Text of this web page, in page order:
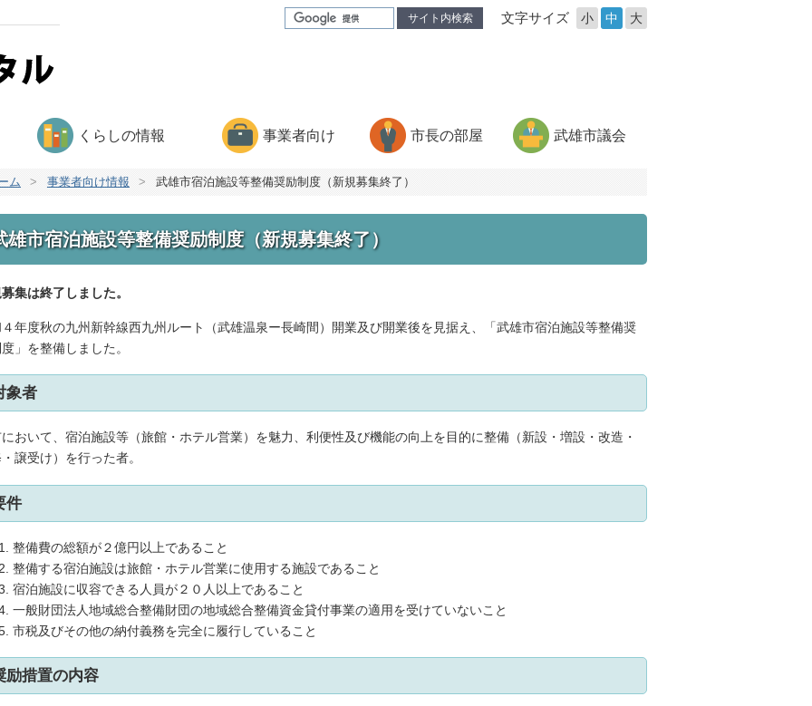
サイト内検索 文字サイズ 小 中 大
くらしの情報 事業者向け 市長の部屋 武雄市議会
ム > 事業者向け情報 > 武雄市宿泊施設等整備奨励制度（新規募集終了）
雄市宿泊施設等整備奨励制度（新規募集終了）
集は終了しました。
年度秋の九州新幹線西九州ルート（武雄温泉ー長崎間）開業及び開業後を見据え、「武雄市宿泊施設等整備奨
」を整備しました。
象者
おいて、宿泊施設等（旅館・ホテル営業）を魅力、利便性及び機能の向上を目的に整備（新設・増設・改造・
譲受け）を行った者。
件
整備費の総額が２億円以上であること
整備する宿泊施設は旅館・ホテル営業に使用する施設であること
宿泊施設に収容できる人員が２０人以上であること
一般財団法人地域総合整備財団の地域総合整備資金貸付事業の適用を受けていないこと
市税及びその他の納付義務を完全に履行していること
励措置の内容